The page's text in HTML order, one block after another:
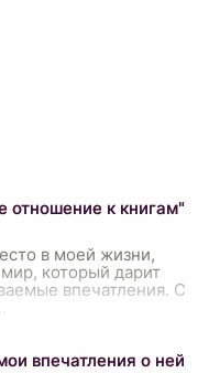
отношение к книгам"
в моей жизни,
который дарит
впечатления. С
впечатления о ней